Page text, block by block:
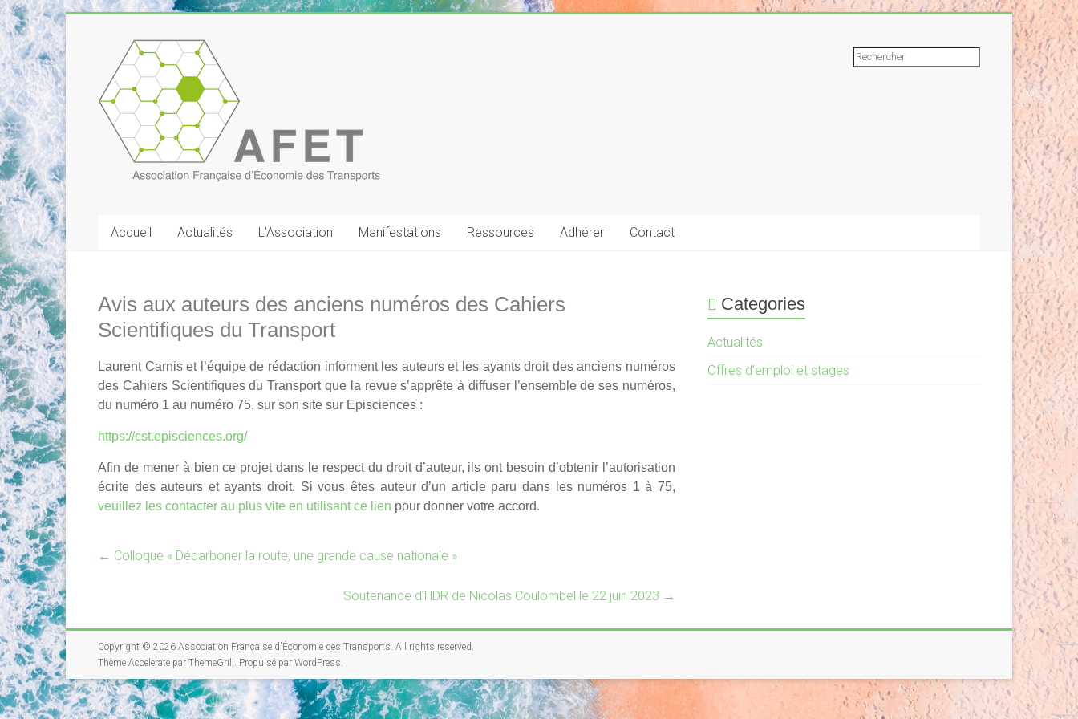
content
Association
Française
d'Économie
des
Transports
Rechercher
Accueil Actualités L’Association Manifestations Ressources Adhérer Contact
Avis aux auteurs des anciens numéros des Cahiers
Scientifiques du Transport
Laurent Carnis et l’équipe de rédaction informent les auteurs et les ayants droit des anciens numéros
des Cahiers Scientifiques du Transport que la revue s’apprête à diffuser l’ensemble de ses numéros,
du numéro 1 au numéro 75, sur son site sur Episciences :
https://cst.episciences.org/
Afin de mener à bien ce projet dans le respect du droit d’auteur, ils ont besoin d’obtenir l’autorisation
écrite des auteurs et ayants droit. Si vous êtes auteur d’un article paru dans les numéros 1 à 75,
veuillez les contacter au plus vite en utilisant ce lien pour donner votre accord.
← Colloque « Décarboner la route, une grande cause nationale »
Soutenance d’HDR de Nicolas Coulombel le 22 juin 2023 →
Categories
Actualités
Offres d’emploi et stages
Copyright © 2026 Association Française d'Économie des Transports. All rights reserved.
Thème Accelerate par ThemeGrill. Propulsé par WordPress.